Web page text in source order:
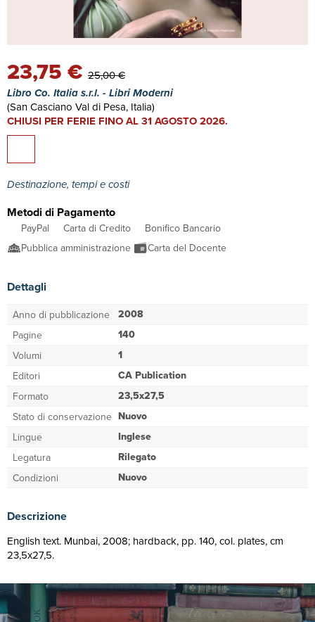
23,75 € 25,00 €
Libro Co. Italia s.r.l. - Libri Moderni
(San Casciano Val di Pesa, Italia)
CHIUSI PER FERIE FINO AL 31 AGOSTO 2026.
Destinazione, tempi e costi
Metodi di Pagamento
PayPal Carta di Credito
Bonifico Bancario
Pubblica amministrazione
Carta del Docente
Dettagli
Anno di pubblicazione 2008
Pagine 140
Volumi 1
Editori CA Publication
Formato 23,5x27,5
Stato di conservazione Nuovo
Lingue Inglese
Legatura Rilegato
Condizioni Nuovo
Descrizione
English text. Munbai, 2008; hardback, pp. 140, col. plates, cm
23,5x27,5.